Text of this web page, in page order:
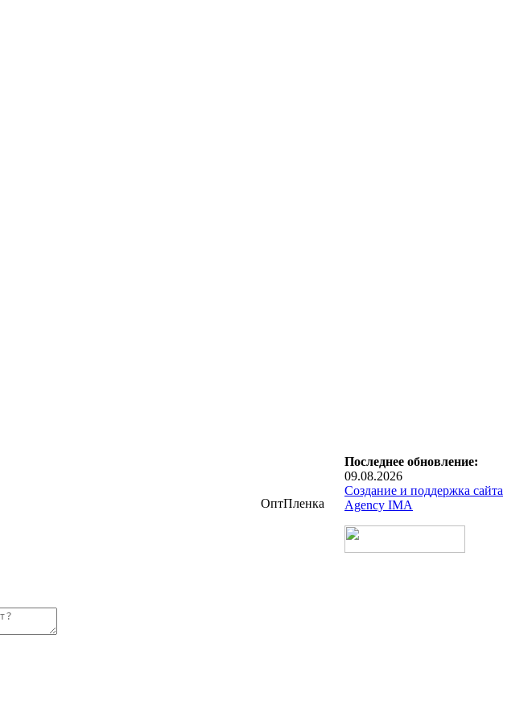
ОптПленка
Последнее обновление:
09.08.2026
Создание и поддержка сайта
Agency IMA